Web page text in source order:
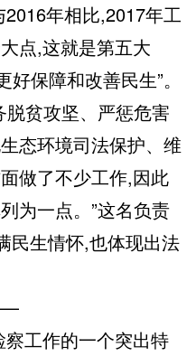
年相比,2017年工
点,这就是第五大
保障和改善民生”。
贫攻坚、严惩危害
态环境司法保护、维
做了不少工作,因此
为一点。”这名负责
民生情怀,也体现出法
工作的一个突出特